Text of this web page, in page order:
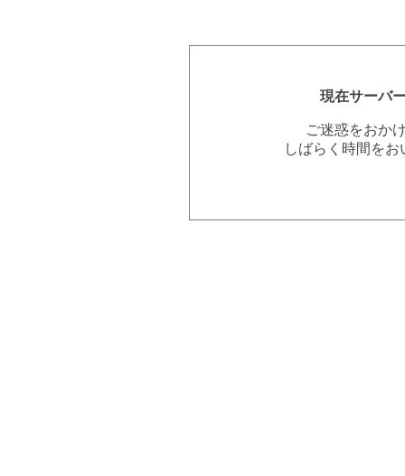
現在サーバ
ご迷惑をおか
しばらく時間を